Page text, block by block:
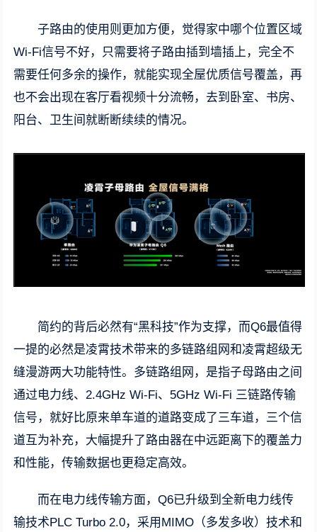
子路由的使用则更加方便，觉得家中哪个位置区域
Wi-Fi信号不好，只需要将子路由插到墙插上，完全不
需要任何多余的操作，就能实现全屋优质信号覆盖，再
也不会出现在客厅看视频十分流畅，去到卧室、书房、
阳台、卫生间就断断续续的情况。
简约的背后必然有“黑科技”作为支撑，而Q6最值得
一提的必然是凌霄技术带来的多链路组网和凌霄超级无
缝漫游两大功能特性。多链路组网，是指子母路由之间
通过电力线、2.4GHz Wi-Fi、5GHz Wi-Fi 三链路传输
信号，就好比原来单车道的道路变成了三车道，三个信
道互为补充，大幅提升了路由器在中远距离下的覆盖力
和性能，传输数据也更稳定高效。
而在电力线传输方面，Q6已升级到全新电力线传
输技术PLC Turbo 2.0，采用MIMO（多发多收）技术和